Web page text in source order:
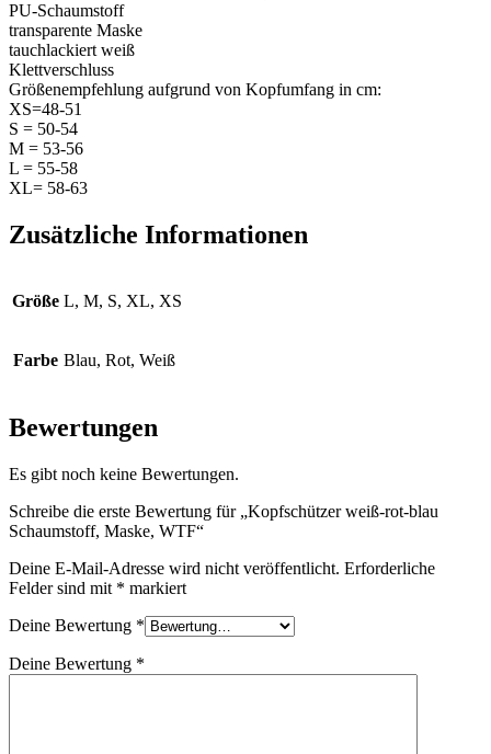
PU-Schaumstoff
transparente Maske
tauchlackiert weiß
Klettverschluss
Größenempfehlung aufgrund von Kopfumfang in cm:
XS=48-51
S = 50-54
M = 53-56
L = 55-58
XL= 58-63
Zusätzliche Informationen
Größe L, M, S, XL, XS
Farbe Blau, Rot, Weiß
Bewertungen
Es gibt noch keine Bewertungen.
Schreibe die erste Bewertung für „Kopfschützer weiß-rot-blau
Schaumstoff, Maske, WTF“
Deine E-Mail-Adresse wird nicht veröffentlicht. Erforderliche
Felder sind mit * markiert
Deine Bewertung *
Deine Bewertung *